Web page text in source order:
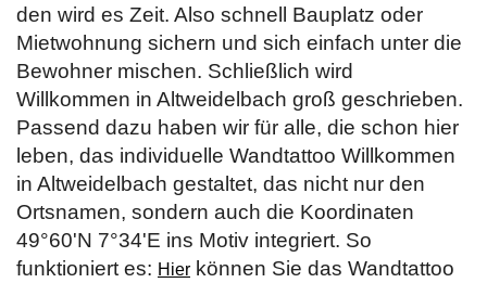
den wird es Zeit. Also schnell Bauplatz oder
Mietwohnung sichern und sich einfach unter die
Bewohner mischen. Schließlich wird
Willkommen in Altweidelbach groß geschrieben.
Passend dazu haben wir für alle, die schon hier
leben, das individuelle Wandtattoo Willkommen
in Altweidelbach gestaltet, das nicht nur den
Ortsnamen, sondern auch die Koordinaten
49°60'N 7°34'E ins Motiv integriert. So
funktioniert es: Hier können Sie das Wandtattoo